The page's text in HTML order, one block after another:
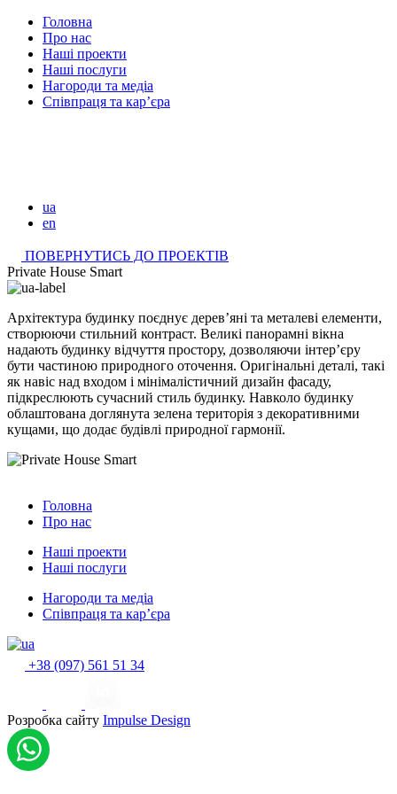
Головна
Про нас
Наші проекти
Наші послуги
Нагороди та медіа
Співпраця та кар’єра
ua
en
ПОВЕРНУТИСЬ ДО ПРОЕКТІВ
Private House Smart
Архітектура будинку поєднує дерев’яні та металеві елементи,
створюючи стильний контраст. Великі панорамні вікна
надають будинку відчуття простору, дозволяючи інтер’єру
бути частиною природного оточення. Оригінальні деталі, такі
як навіс над входом і мінімалістичний дизайн фасаду,
підкреслюють сучасний стиль будинку. Навколо будинку
облаштована доглянута зелена територія з декоративними
кущами, що додає будівлі природної гармонії.
Головна
Про нас
Наші проекти
Наші послуги
Нагороди та медіа
Співпраця та кар’єра
+38 (097) 561 51 34
Розробка сайту Impulse Design